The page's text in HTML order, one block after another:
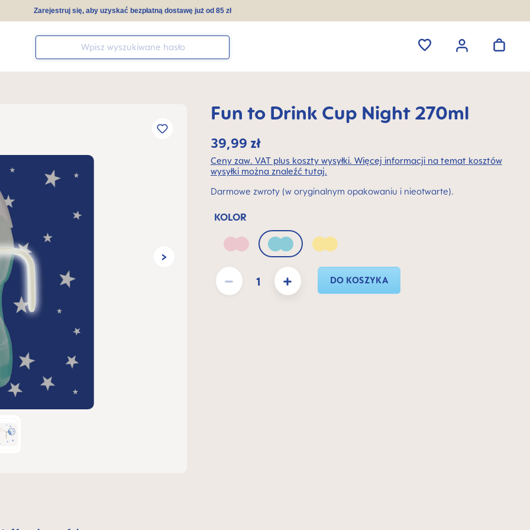
Zarejestruj się, aby uzyskać bezpłatną dostawę już od 85 zł
Fun to Drink Cup Night 270ml
39,99 zł
Ceny zaw. VAT plus koszty wysyłki. Więcej informacji na temat kosztów
wysyłki można znaleźć tutaj.
Darmowe zwroty (w oryginalnym opakowaniu i nieotwarte).
KOLOR
Blush Sage Sunlight
Ilość produktu: Wprowadź żądaną ilość lub użyj przycisków, aby zwiększyć lub zmniejszyć ilość.
DO KOSZYKA